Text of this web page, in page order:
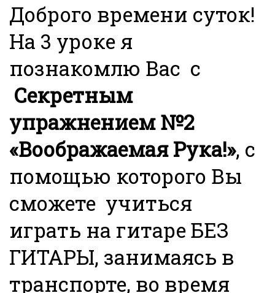
Доброго времени суток!
На 3 уроке я
познакомлю Вас с
Секретным
упражнением №2
«Воображаемая Рука!», с
помощью которого Вы
сможете учиться
играть на гитаре БЕЗ
ГИТАРЫ, занимаясь в
транспорте, во время